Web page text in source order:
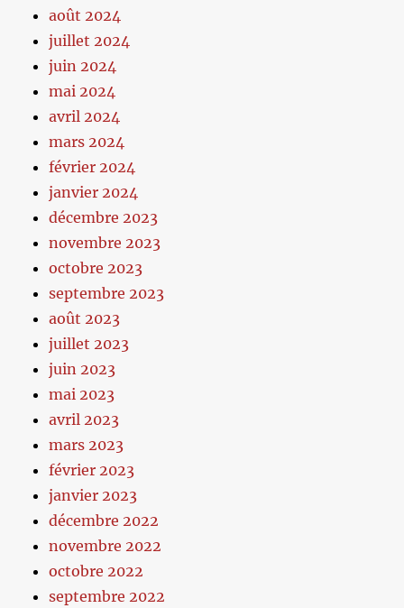
août 2024
juillet 2024
juin 2024
mai 2024
avril 2024
mars 2024
février 2024
janvier 2024
décembre 2023
novembre 2023
octobre 2023
septembre 2023
août 2023
juillet 2023
juin 2023
mai 2023
avril 2023
mars 2023
février 2023
janvier 2023
décembre 2022
novembre 2022
octobre 2022
septembre 2022